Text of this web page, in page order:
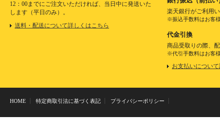
12：00までにご注文いただければ、当日中に発送いた
します（平日のみ）。
送料・配送について詳しくはこちら
楽天銀行がご利用
※振込手数料はお客
代金引換
商品受取りの際、
※代引手数料はお客
お支払いについ
HOME 特定商取引法に基づく表記 プライバシーポリシー